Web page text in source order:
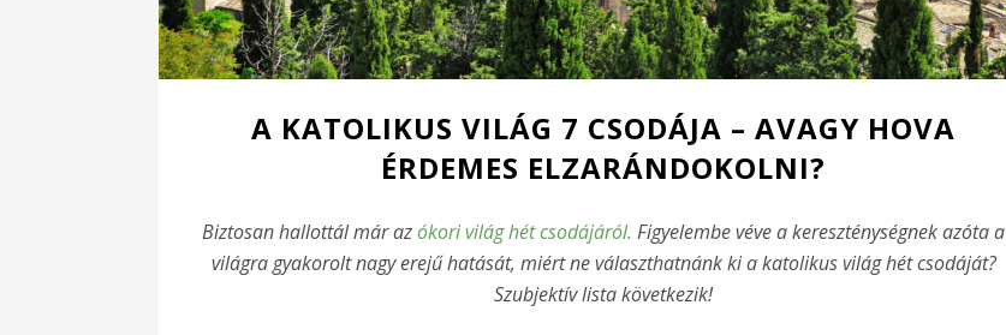
A KATOLIKUS VILÁG 7 CSODÁJA – AVAGY HOVA
ÉRDEMES ELZARÁNDOKOLNI?
Biztosan hallottál már azókori világ hét csodájáról. Figyelembe véve a kereszténységnek azóta a
világra gyakorolt nagy erejű hatását, miért ne választhatnánk ki a katolikus világ hét csodáját?
Szubjektív lista következik!